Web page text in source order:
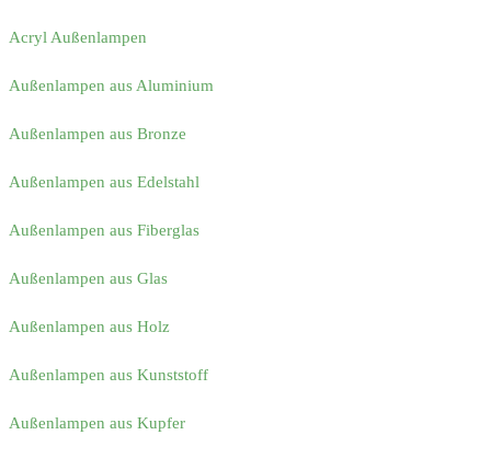
Acryl Außenlampen
Außenlampen aus Aluminium
Außenlampen aus Bronze
Außenlampen aus Edelstahl
Außenlampen aus Fiberglas
Außenlampen aus Glas
Außenlampen aus Holz
Außenlampen aus Kunststoff
Außenlampen aus Kupfer